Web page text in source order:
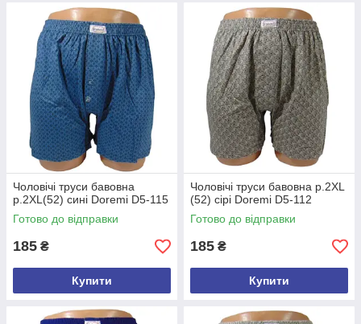
Чоловічі труси бавовна
р.2XL(52) сині Doremi D5-115
Готово до відправки
185 ₴
Купити
Чоловічі труси бавовна р.2XL
(52) сірі Doremi D5-112
Готово до відправки
185 ₴
Купити